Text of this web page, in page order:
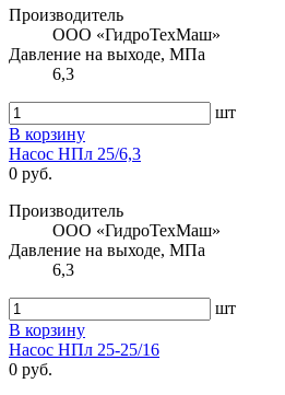
Производитель
ООО «ГидроТехМаш»
Давление на выходе, МПа
6,3
шт
В корзину
Насос НПл 25/6,3
0 руб.
Производитель
ООО «ГидроТехМаш»
Давление на выходе, МПа
6,3
шт
В корзину
Насос НПл 25-25/16
0 руб.